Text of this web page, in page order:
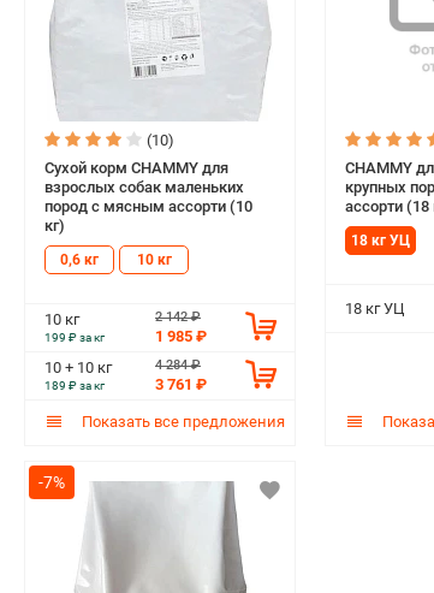
(10)
Сухой корм CHAMMY для
взрослых собак маленьких
пород с мясным ассорти (10
кг)
0,6 кг 10 кг
10 кг
199 ₽ за кг
2 142 ₽
1 985 ₽
10 + 10 кг
189 ₽ за кг
4 284 ₽
3 761 ₽
Показать все предложения
CHAMMY
крупных
ассорти (18
18 кг УЦ
18 кг УЦ
-7%